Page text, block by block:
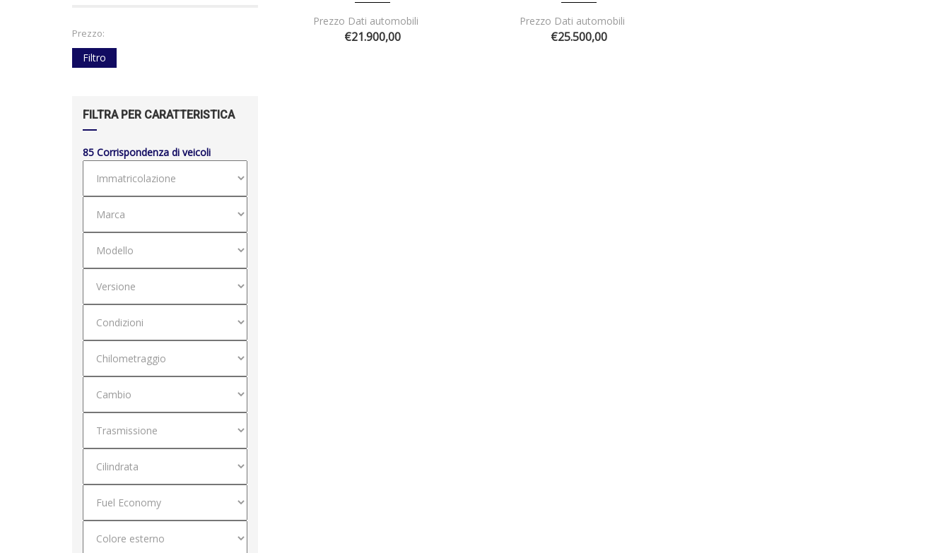
Prezzo:
Filtro
FILTRA PER CARATTERISTICA
85 Corrispondenza di veicoli
Prezzo Dati automobili
€21.900,00
Prezzo Dati automobili
€25.500,00